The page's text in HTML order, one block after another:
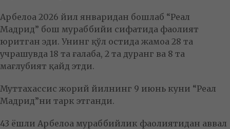
Арбелоа 2026 йил январидан бошлаб “Реал
Мадрид” бош мураббийи сифатида фаолият
юритган эди. Унинг қўл остида жамоа 28 та
учрашувда 18 та ғалаба, 2 та дуранг ва 8 та
мағлубият қайд этди.
Муттахассис жорий йилнинг 9 июнь куни “Реал
Мадрид”ни тарк этганди.
43 ёшли Арбелоа мураббийлик фаолиятидан аввал